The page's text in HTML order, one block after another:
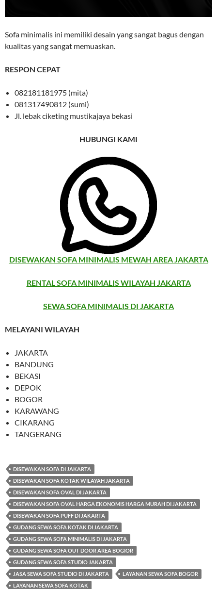
Sofa minimalis ini memiliki desain yang sangat bagus dengan
kualitas yang sangat memuaskan.
RESPON CEPAT
082181181975 (mita)
081317490812 (sumi)
Jl. lebak ciketing mustikajaya bekasi
HUBUNGI KAMI
DISEWAKAN SOFA MINIMALIS MEWAH AREA JAKARTA
RENTAL SOFA MINIMALIS WILAYAH JAKARTA
SEWA SOFA MINIMALIS DI JAKARTA
MELAYANI WILAYAH
JAKARTA
BANDUNG
BEKASI
DEPOK
BOGOR
KARAWANG
CIKARANG
TANGERANG
DISEWAKAN SOFA DI JAKARTA
DISEWAKAN SOFA KOTAK WILAYAH JAKARTA
DISEWAKAN SOFA OVAL DI JAKARTA
DISEWAKAN SOFA OVAL HARGA EKONOMIS HARGA MURAH DI JAKARTA
DISEWAKAN SOFA PUFF DI JAKARTA
GUDANG SEWA SOFA KOTAK DI JAKARTA
GUDANG SEWA SOFA MINIMALIS DI JAKARTA
GUDANG SEWA SOFA OUT DOOR AREA BOGIOR
GUDANG SEWA SOFA STUDIO JAKARTA
JASA SEWA SOFA STUDIO DI JAKARTA
LAYANAN SEWA SOFA BOGOR
LAYANAN SEWA SOFA KOTAK